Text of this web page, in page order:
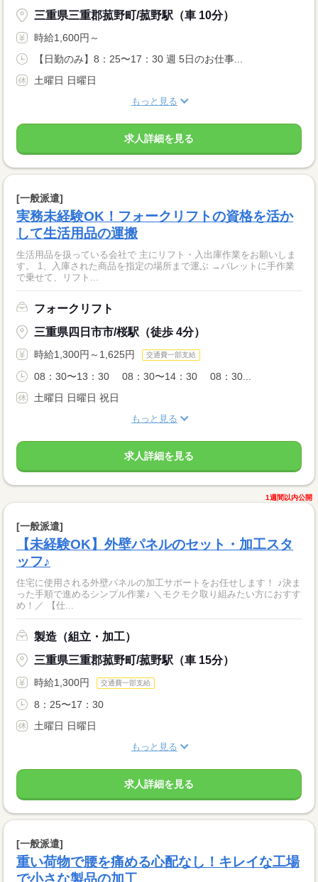
三重県三重郡菰野町/菰野駅（車 10分）
時給1,600円～
【日勤のみ】8：25〜17：30 週 5日のお仕事...
土曜日 日曜日
もっと見る
求人詳細を見る
[一般派遣]
実務未経験OK！フォークリフトの資格を活か
して生活用品の運搬
生活用品を扱っている会社で 主にリフト・入出庫作業をお願いしま
す。 1、入庫された商品を指定の場所まで運ぶ →パレットに手作業
で乗せて、リフト...
フォークリフト
三重県四日市市/桜駅（徒歩 4分）
時給1,300円～1,625円 交通費一部支給
08：30〜13：30 08：30〜14：30 08：30...
土曜日 日曜日 祝日
もっと見る
求人詳細を見る
1週間以内公開
[一般派遣]
【未経験OK】外壁パネルのセット・加工スタ
ッフ♪
住宅に使用される外壁パネルの加工サポートをお任せします！ ♪決ま
った手順で進めるシンプル作業♪ ＼モクモク取り組みたい方におすす
め！／ 【仕...
製造（組立・加工）
三重県三重郡菰野町/菰野駅（車 15分）
時給1,300円 交通費一部支給
8：25〜17：30
土曜日 日曜日
もっと見る
求人詳細を見る
[一般派遣]
重い荷物で腰を痛める心配なし！キレイな工場